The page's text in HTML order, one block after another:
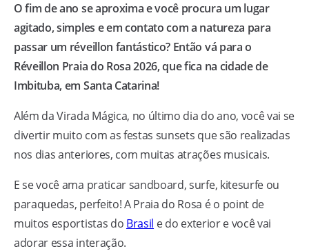
O fim de ano se aproxima e você procura um lugar
agitado, simples e em contato com a natureza para
passar um réveillon fantástico? Então vá para o
Réveillon Praia do Rosa 2026, que fica na cidade de
Imbituba, em Santa Catarina!
Além da Virada Mágica, no último dia do ano, você vai se
divertir muito com as festas sunsets que são realizadas
nos dias anteriores, com muitas atrações musicais.
E se você ama praticar sandboard, surfe, kitesurfe ou
paraquedas, perfeito! A Praia do Rosa é o point de
muitos esportistas do Brasil e do exterior e você vai
adorar essa interação.